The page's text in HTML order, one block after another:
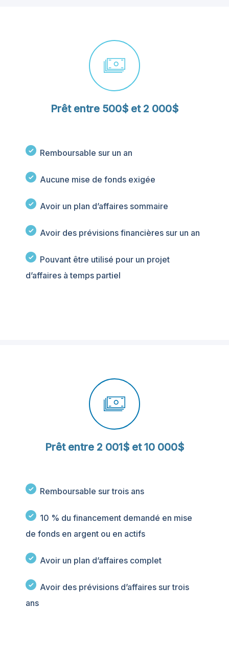
Prêt entre 500$ et 2 000$
Remboursable sur un an
Aucune mise de fonds exigée
Avoir un plan d’affaires sommaire
Avoir des prévisions financières sur un an
Pouvant être utilisé pour un projet
d’affaires à temps partiel
Prêt entre 2 001$ et 10 000$
Remboursable sur trois ans
10 % du financement demandé en mise
de fonds en argent ou en actifs
Avoir un plan d’affaires complet
Avoir des prévisions d’affaires sur trois
ans